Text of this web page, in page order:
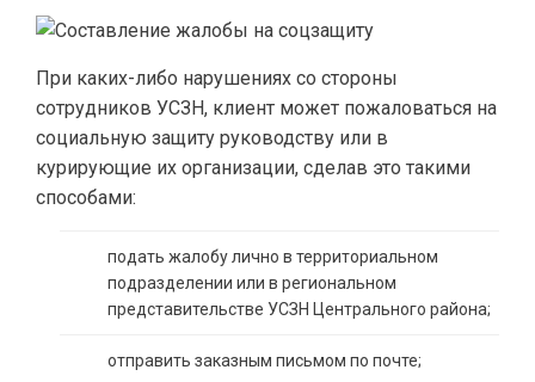
При каких-либо нарушениях со стороны
сотрудников УСЗН, клиент может пожаловаться на
социальную защиту руководству или в
курирующие их организации, сделав это такими
способами:
подать жалобу лично в территориальном
подразделении или в региональном
представительстве УСЗН Центрального района;
отправить заказным письмом по почте;